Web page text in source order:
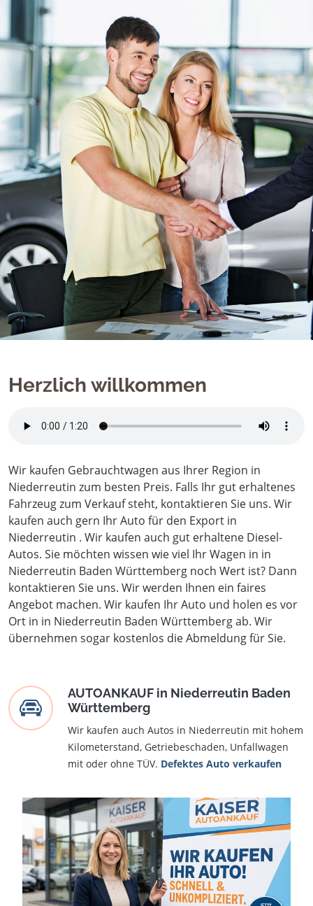
Herzlich willkommen
Wir kaufen Gebrauchtwagen aus Ihrer Region in
Niederreutin zum besten Preis. Falls Ihr gut erhaltenes
Fahrzeug zum Verkauf steht, kontaktieren Sie uns. Wir
kaufen auch gern Ihr Auto für den Export in
Niederreutin . Wir kaufen auch gut erhaltene Diesel-
Autos. Sie möchten wissen wie viel Ihr Wagen in in
Niederreutin Baden Württemberg noch Wert ist? Dann
kontaktieren Sie uns. Wir werden Ihnen ein faires
Angebot machen. Wir kaufen Ihr Auto und holen es vor
Ort in in Niederreutin Baden Württemberg ab. Wir
übernehmen sogar kostenlos die Abmeldung für Sie.
AUTOANKAUF in Niederreutin Baden
Württemberg
Wir kaufen auch Autos in Niederreutin mit hohem
Kilometerstand, Getriebeschaden, Unfallwagen
mit oder ohne TÜV. Defektes Auto verkaufen